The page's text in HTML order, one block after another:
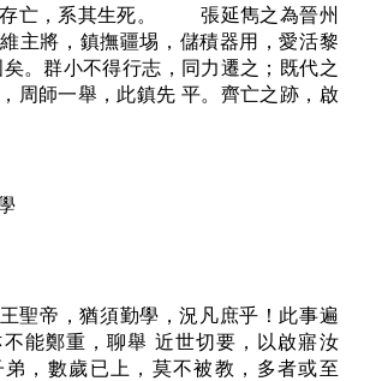
存亡，系其生死。 張延雋之為晉州
主將，鎮撫疆埸，儲積器用，愛活黎
。群小不得行志，同力遷之；既代之
周師一舉，此鎮先 平。齊亡之跡，啟
帝，猶須勤學，況凡庶乎！此事遍
能鄭重，聊舉 近世切要，以啟寤汝
，數歲已上，莫不被教，多者或至